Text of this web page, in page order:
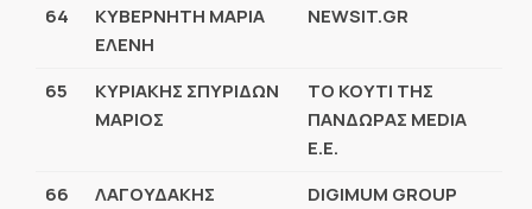
64
ΚΥΒΕΡΝΗΤΗ ΜΑΡΙΑ
ΕΛΕΝΗ
NEWSIT.GR
65
ΚΥΡΙΑΚΗΣ ΣΠΥΡΙΔΩΝ
ΜΑΡΙΟΣ
ΤΟ ΚΟΥΤΙ ΤΗΣ
ΠΑΝΔΩΡΑΣ MEDIA
Ε.Ε.
66
ΛΑΓΟΥΔΑΚΗΣ
DIGIMUM GROUP